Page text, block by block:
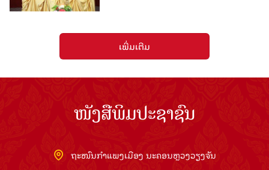
ເພີ່ມເຕີມ
ໜັງສືພິມປະຊາຊົນ
ຖະໜົນກຳແພງເມືອງ ນະຄອນຫຼວງວຽງຈັນ